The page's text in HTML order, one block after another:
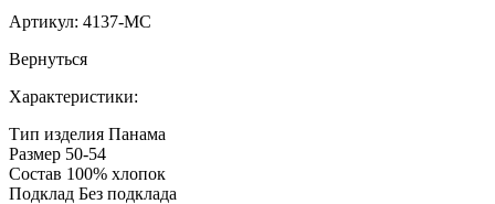
Артикул: 4137-МС
Вернуться
Характеристики:
Тип изделия Панама
Размер 50-54
Состав 100% хлопок
Подклад Без подклада